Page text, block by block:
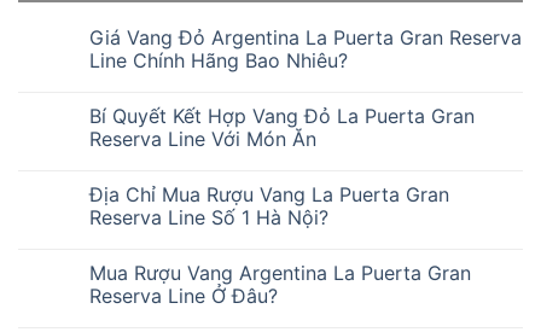
Giá Vang Đỏ Argentina La Puerta Gran Reserva
Line Chính Hãng Bao Nhiêu?
Bí Quyết Kết Hợp Vang Đỏ La Puerta Gran
Reserva Line Với Món Ăn
Địa Chỉ Mua Rượu Vang La Puerta Gran
Reserva Line Số 1 Hà Nội?
Mua Rượu Vang Argentina La Puerta Gran
Reserva Line Ở Đâu?